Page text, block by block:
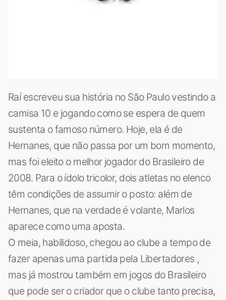
Raí escreveu sua história no São Paulo vestindo a
camisa 10 e jogando como se espera de quem
sustenta o famoso número. Hoje, ela é de
Hernanes, que não passa por um bom momento,
mas foi eleito o melhor jogador do Brasileiro de
2008. Para o ídolo tricolor, dois atletas no elenco
têm condições de assumir o posto: além de
Hernanes, que na verdade é volante, Marlos
aparece como uma aposta.
O meia, habilidoso, chegou ao clube a tempo de
fazer apenas uma partida pela Libertadores ,
mas já mostrou também em jogos do Brasileiro
que pode ser o criador que o clube tanto precisa,